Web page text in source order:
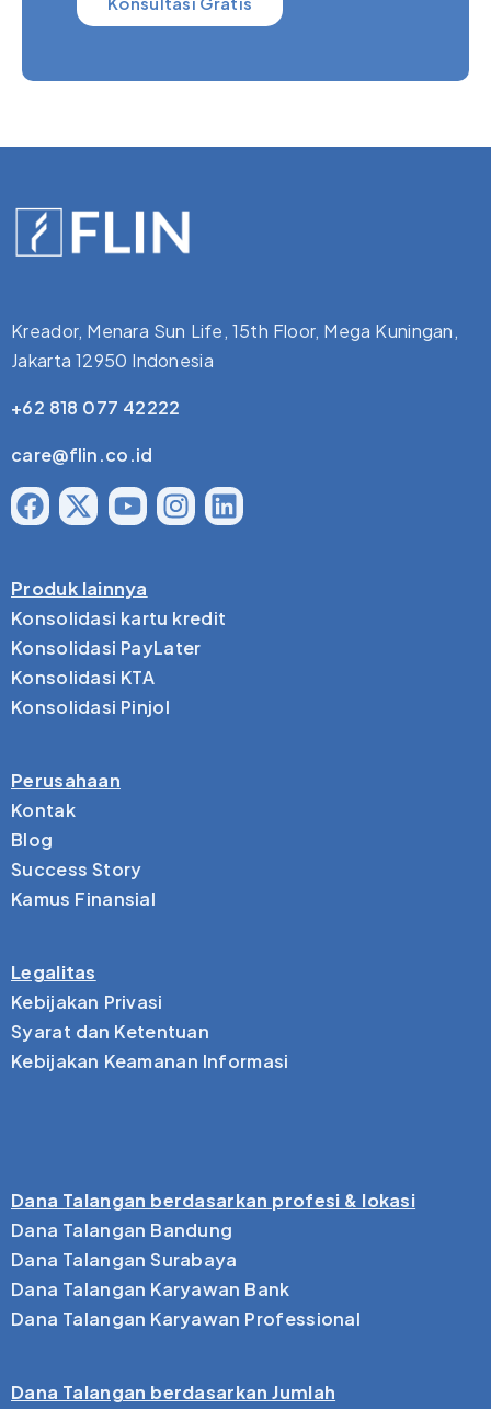
Kreador, Menara Sun Life, 15th Floor, Mega Kuningan,
Jakarta 12950 Indonesia
+62 818 077 42222
care@flin.co.id
Produk lainnya
Konsolidasi kartu kredit
Konsolidasi PayLater
Konsolidasi KTA
Konsolidasi Pinjol
Perusahaan
Kontak
Blog
Success Story
Kamus Finansial
Legalitas
Kebijakan Privasi
Syarat dan Ketentuan
Kebijakan Keamanan Informasi
Dana Talangan berdasarkan profesi & lokasi
Dana Talangan Bandung
Dana Talangan Surabaya
Dana Talangan Karyawan Bank
Dana Talangan Karyawan Professional
Dana Talangan berdasarkan Jumlah